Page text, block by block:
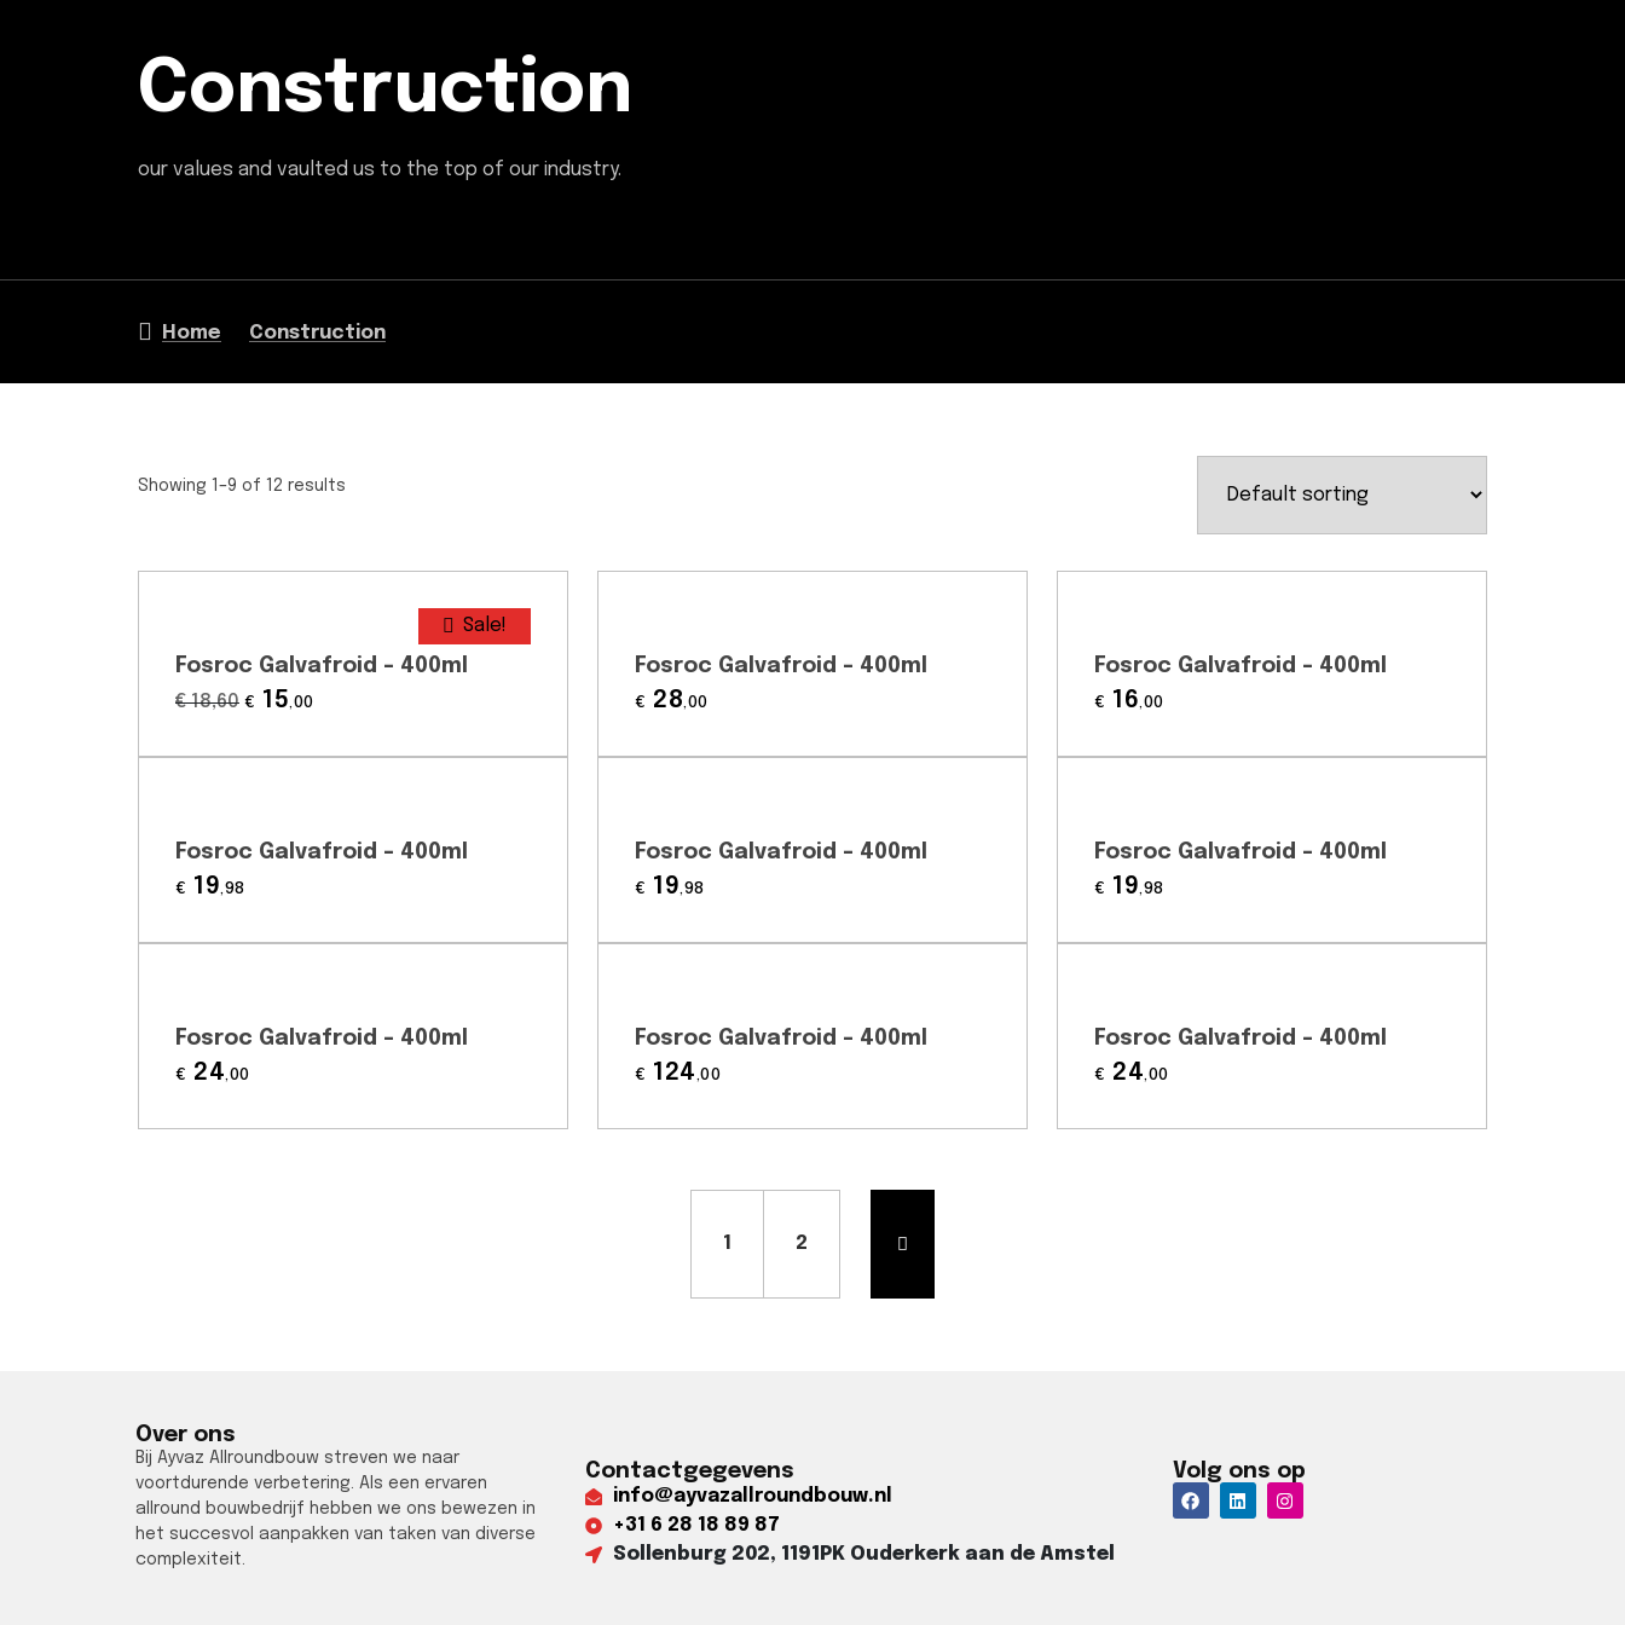
Construction
our values and vaulted us to the top of our industry.
Home Construction
Showing 1–9 of 12 results
Sale!
Fosroc Galvafroid – 400ml
€18,60 € 15,00
Fosroc Galvafroid – 400ml
€ 28,00
Fosroc Galvafroid – 400ml
€ 16,00
Fosroc Galvafroid – 400ml
€ 19,98
Fosroc Galvafroid – 400ml
€ 19,98
Fosroc Galvafroid – 400ml
€ 19,98
Fosroc Galvafroid – 400ml
€ 24,00
Fosroc Galvafroid – 400ml
€ 124,00
Fosroc Galvafroid – 400ml
€ 24,00
1 2
Over ons
Bij Ayvaz Allroundbouw streven we naar
voortdurende verbetering. Als een ervaren
allround bouwbedrijf hebben we ons bewezen in
het succesvol aanpakken van taken van diverse
complexiteit.
Contactgegevens
info@ayvazallroundbouw.nl
+31 6 28 18 89 87​
Sollenburg 202, 1191PK Ouderkerk aan de Amstel​
Volg ons op